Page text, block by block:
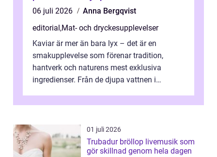
06 juli 2026
Anna Bergqvist
editorial,Mat- och dryckesupplevelser
Kaviar är mer än bara lyx – det är en
smakupplevelse som förenar tradition,
hantverk och naturens mest exklusiva
ingredienser. Från de djupa vattnen i
01 juli 2026
Trubadur bröllop livemusik som
gör skillnad genom hela dagen